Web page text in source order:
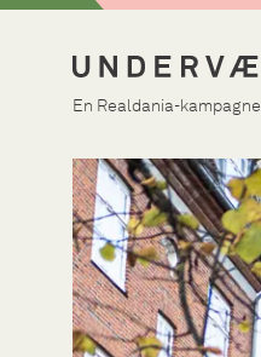
En Realdania-kampagne